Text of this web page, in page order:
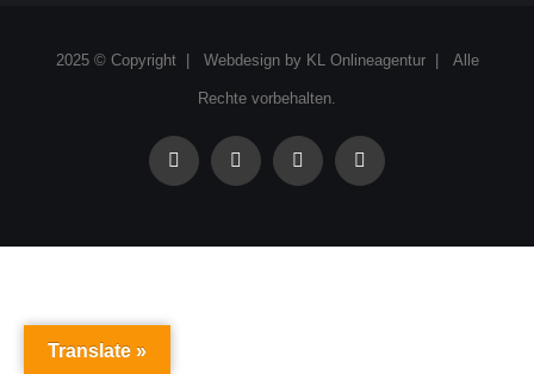
2025 © Copyright | Webdesign by KL Onlineagentur| Alle
Rechte vorbehalten.
facebook instagram linkedin xing
Translate »